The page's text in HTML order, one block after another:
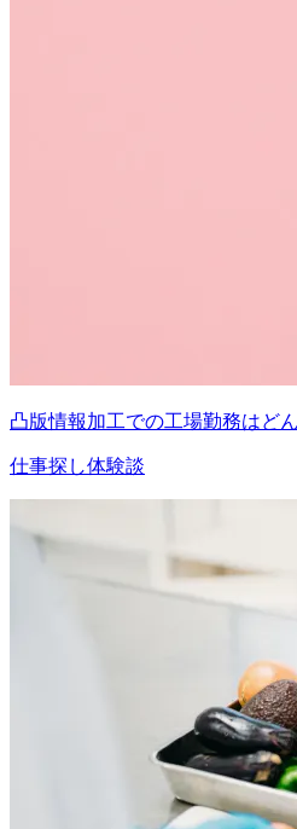
凸版情報加工での工場勤務はど
仕事探し体験談